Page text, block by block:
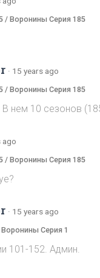
/ Воронины Серия 185
· 15 years ago
/ Воронины Серия 185
нем 10 сезонов
ago
/ Воронины Серия 185
· 15 years ago
Серия 1
101-152. Админ.